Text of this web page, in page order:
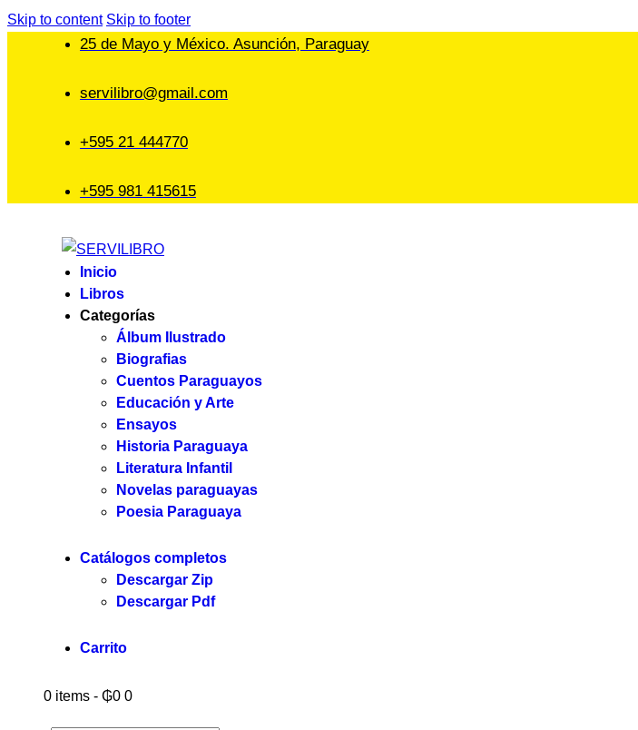
Skip to content Skip to footer
25 de Mayo y México. Asunción, Paraguay
servilibro@gmail.com
+595 21 444770
+595 981 415615
Inicio
Libros
Categorías
Álbum Ilustrado
Biografias
Cuentos Paraguayos
Educación y Arte
Ensayos
Historia Paraguaya
Literatura Infantil
Novelas paraguayas
Poesia Paraguaya
Catálogos completos
Descargar Zip
Descargar Pdf
Carrito
0 items - ₲0 0